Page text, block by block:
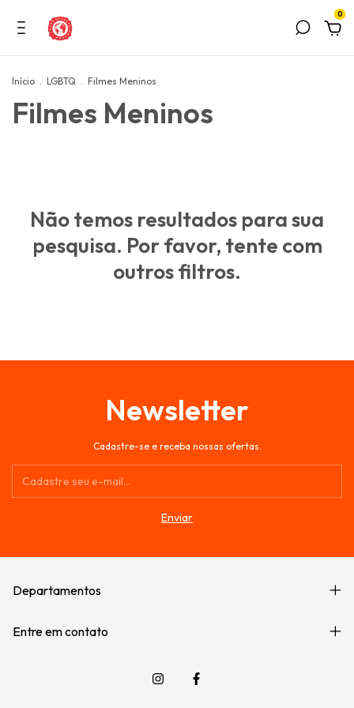
0
Início . LGBTQ . Filmes Meninos
Filmes Meninos
Não temos resultados para sua
pesquisa. Por favor, tente com
outros filtros.
Newsletter
Cadastre-se e receba nossas ofertas.
Departamentos
Entre em contato